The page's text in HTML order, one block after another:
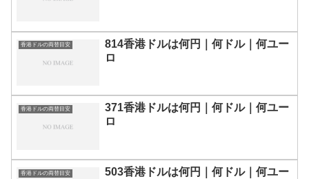
香港ドルの両替目安
814香港ドルは何円｜何ドル｜何ユー
ロ
香港ドルの両替目安
371香港ドルは何円｜何ドル｜何ユー
ロ
香港ドルの両替目安
503香港ドルは何円｜何ドル｜何ユー